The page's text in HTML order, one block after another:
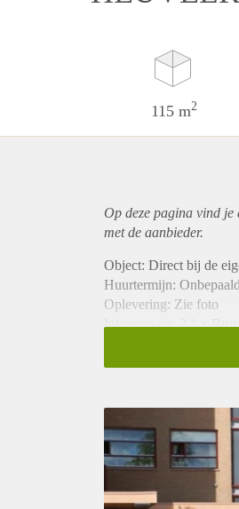
115 m2
Op deze pagina vind
met de aanbieder.
Object: Direct bij de
Huurtermijn:
Oplevering: Zie foto
Inkomen eis: 3,1 x
Borg: 1 Maand
Huisdieren
Huurtoeslag grens: Nee
Geschikt voor